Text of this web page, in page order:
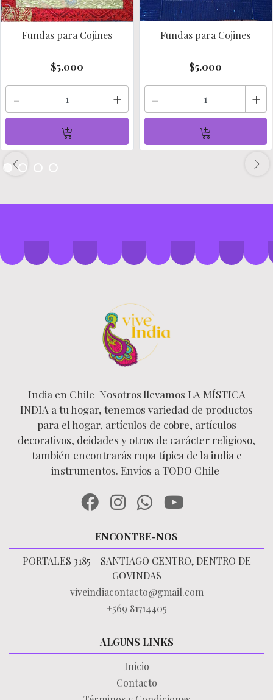
Fundas para Cojines
$5.000
- +
Fundas para Cojines
$5.000
- +
India en Chile Nosotros llevamos LA MÍSTICA
INDIA a tu hogar, tenemos variedad de productos
para el hogar, artículos de cobre, artículos
decorativos, deidades y otros de carácter religioso,
también encontrarás ropa típica de la india e
instrumentos. Envíos a TODO Chile
ENCONTRE-NOS
PORTALES 3185 - SANTIAGO CENTRO, DENTRO DE
GOVINDAS
viveindiacontacto@gmail.com
+569 81714405
ALGUNS LINKS
Inicio
Contacto